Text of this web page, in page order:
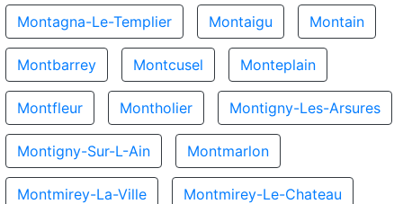
Montagna-Le-Templier Montaigu Montain
Montbarrey Montcusel Monteplain
Montfleur Montholier Montigny-Les-Arsures
Montigny-Sur-L-Ain Montmarlon
Montmirey-La-Ville Montmirey-Le-Chateau